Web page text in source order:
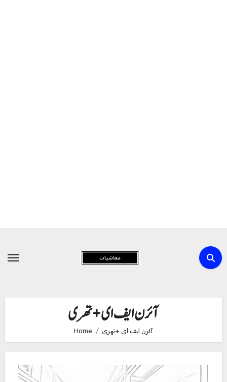
Content
آئرن ایف ای +تھری
Home آئرن ایف ای +تھری